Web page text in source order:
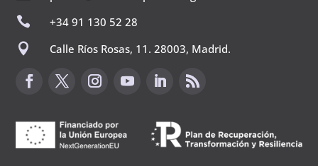

+34 91 130 52 28

Calle Ríos Rosas, 11. 28003, Madrid.